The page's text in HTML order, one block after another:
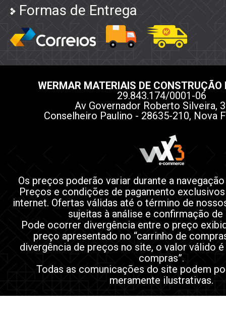
Formas de Entrega
WERMAR MATERIAIS DE CONSTRUÇÃO
29.843.174/0001-06
Av Governador Roberto Silveira,
Conselheiro Paulino - 28635-210, Nova
Os preços poderão variar durante a
Preços e condições de pagamento
internet. Ofertas válidas até o término de
sujeitas à análise e confirmação de
Pode ocorrer divergência entre o preço
preço apresentado no “carrinho de
divergência de preços no site, o valor válido é
compras”.
Todas as comunicações do site podem
meramente ilustrativas.